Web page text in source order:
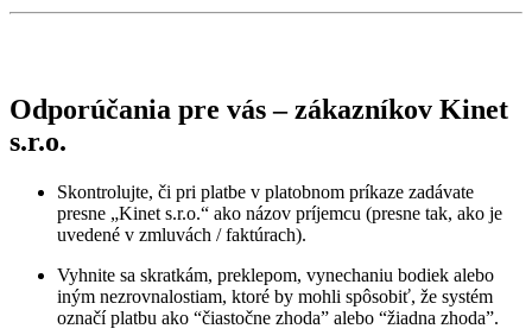
Odporúčania pre vás – zákazníkov Kinet
s.r.o.
Skontrolujte, či pri platbe v platobnom príkaze zadávate
presne „Kinet s.r.o.“ ako názov príjemcu (presne tak, ako je
uvedené v zmluvách / faktúrach).
Vyhnite sa skratkám, preklepom, vynechaniu bodiek alebo
iným nezrovnalostiam, ktoré by mohli spôsobiť, že systém
označí platbu ako “čiastočne zhoda” alebo “žiadna zhoda”.